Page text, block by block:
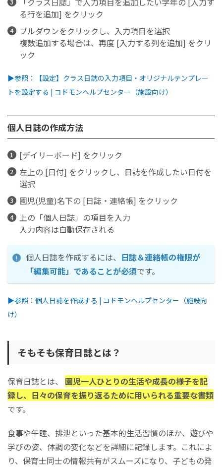
る行を追加] をクリック
プルダウンをクリックし、入力項目を選択
複数追加する場合は、再度 [入力する列を追加] をクリ
ック
▶参照：【設定】クラス日誌の入力項目・オリジナルテンプレー
トを設定する | コドモンヘルプセンター（施設向け）
個人日誌の作成方法
[デイリーボード] をクリック
左上の [日付] をクリックし、日誌を作成したい日付を
選択
園児(児童)名下の [日誌・連絡帳] をクリック
上の「個人日誌」の項目を入力
入力内容は自動保存される
個人日誌を作成するには、 日誌＆連絡帳の権限が
「編集可能」であることが必須です。
▶参照：個人日誌を作成する | コドモンヘルプセンター（施設向
け）
そもそも保育日誌とは？
保育日誌とは、 園児一人ひとりの生活や成長の様子を記
録し、日々の保育を振り返るために用いられる重要な書類
です。
食事や午睡、排泄といった基本的生活習慣のほか、遊びや
学びの姿、体調の変化などを詳細に記録します。これによ
り、保育士同士の情報共有がスムーズになり、子どもの発